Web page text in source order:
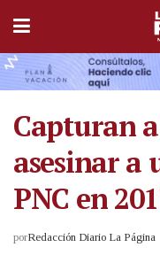
Capturan
asesinar a
PNC en
porRedacción Diario La Página